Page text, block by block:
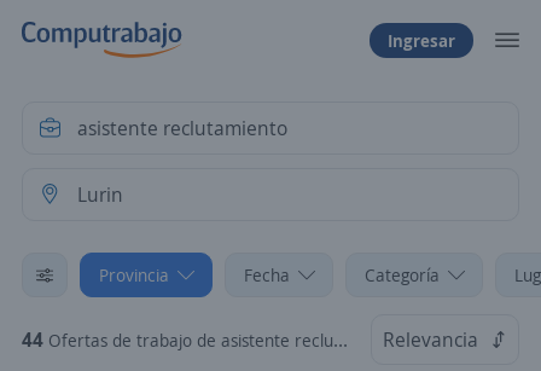
Ingresar
Provincia Fecha Categoría
44 Ofertas de trabajo de asistente reclutamiento en Lurin, Lima Relevancia